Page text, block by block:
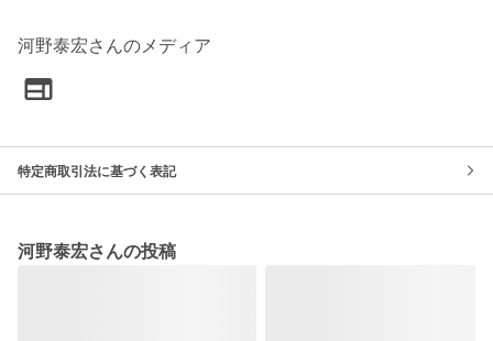
河野泰宏さんのメディア
特定商取引法に基づく表記
河野泰宏さんの投稿